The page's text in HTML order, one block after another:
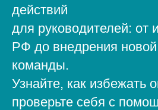
действий
для руководителей: от
РФ до внедрения
команды.
Узнайте, как избежать
проверьте себя с